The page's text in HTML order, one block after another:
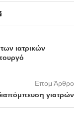
ιατρικών
Επομ Άρθρο
γιατρών